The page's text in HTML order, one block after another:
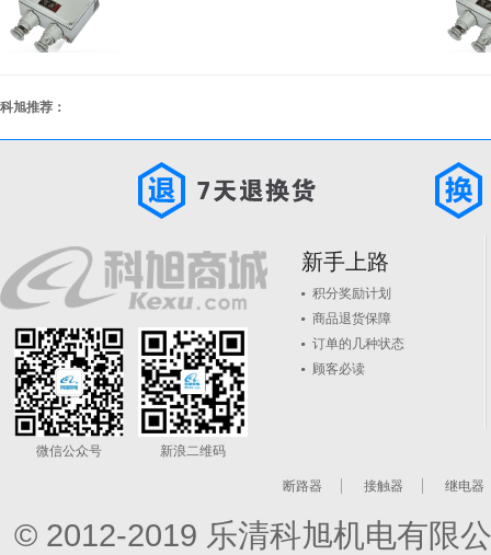
科旭推荐：
微信公众号 新浪二维码
新手上路
积分奖励计划
商品退货保障
订单的几种状态
顾客必读
断路器 接触器 继电器
© 2012-2019 乐清科旭机电有限